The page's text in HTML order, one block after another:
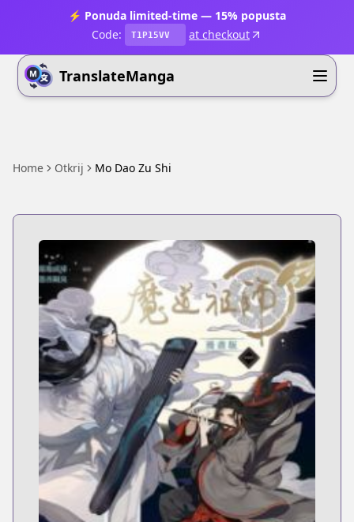
⚡ Ponuda limited-time — 15% popusta
Code:
T1P15VV at checkout
TranslateManga
Home Otkrij Mo Dao Zu Shi